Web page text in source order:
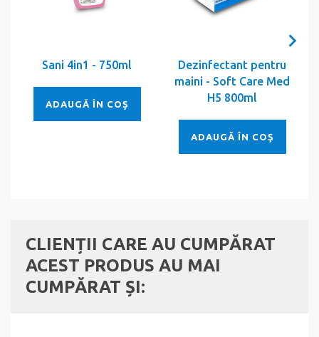
Sani 4in1 - 750ml
ADAUGĂ ÎN COŞ
Dezinfectant pentru
maini - Soft Care Med
H5 800ml
ADAUGĂ ÎN COŞ
CLIENȚII CARE AU CUMPĂRAT
ACEST PRODUS AU MAI
CUMPĂRAT ȘI: